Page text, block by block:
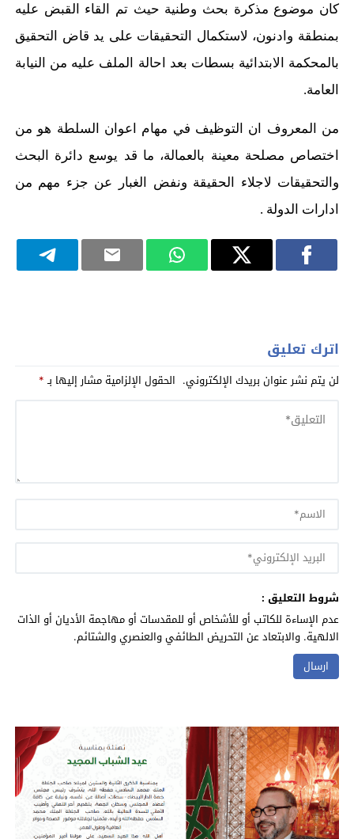
كان موضوع مذكرة بحث وطنية حيث تم القاء القبض عليه
بمنطقة وادنون، لاستكمال التحقيقات على يد قاض التحقيق
بالمحكمة الابتدائية بسطات بعد احالة الملف عليه من النيابة
العامة.
من المعروف ان التوظيف في مهام اعوان السلطة هو من
اختصاص مصلحة معينة بالعمالة، ما قد يوسع دائرة البحث
والتحقيقات لاجلاء الحقيقة ونفض الغبار عن جزء مهم من
ادارات الدولة .
اترك تعليق
لن يتم نشر عنوان بريدك الإلكتروني. الحقول الإلزامية مشار إليها بـ*
شروط التعليق :
عدم الإساءة للكاتب أو للأشخاص أو للمقدسات أو مهاجمة الأديان أو الذات
الالهية. والابتعاد عن التحريض الطائفي والعنصري والشتائم.